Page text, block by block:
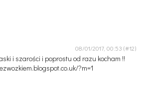
08/01/2017, 00:53
i szarości i poprostu od razu kocham !!
?m=1